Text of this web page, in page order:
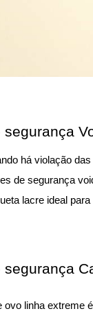
há violação
de segurança
lacre ideal
ovo linha extreme